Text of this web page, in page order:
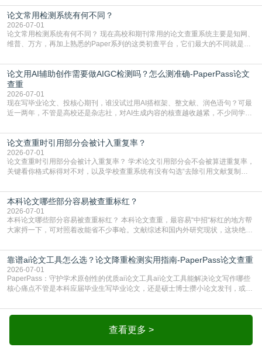
但很多人忽略了，AI生成的内容天生带有重复风险——训练AI的数据集本身就包
含大量已公开的学术内容、网络原创内容，AI输出内容时很容易无意识拼接出重
复片
论文常用检测系统有何不同？
2026-07-01
论文常用检测系统有何不同？ 现在高校和期刊常用的论文查重系统主要是知网、
维普、万方，再加上熟悉的Paper系列的这类初查平台，它们最大的不同就是数
查数值误导。知网（CNKI）是学校定稿检测的绝对主流。本科用PMLC，含大学
生联合比对库，能比历届学长论文，硕博用VIP/TMLC，含学术论文联合比对
库，期刊投稿用AMLMC/SML
论文用AI辅助创作需要做AIGC检测吗？怎么测准确-PaperPass论文
查重
2026-07-01
现在写毕业论文、投核心期刊，谁没试过用AI搭框架、整文献、润色语句？可最
近一两年，不管是高校还是杂志社，对AI生成内容的核查越收越紧，不少同学投
真的太亏。提前做AIGC检测，已经成了很多过来人交稿前必做的一步。为什么
AIGC检测成了论文答辩投稿前的必备项？可能还有不少人觉得，我就用AI搭了个
框架，内容都是自己写的，至于做AIG
论文查重时引用部分会被计入重复率？
2026-07-01
论文查重时引用部分会被计入重复率？ 学术论文引用部分会不会被算进重复率，
关键看你格式标得对不对，以及学校查重系统有没有勾选“去除引用文献复制
独占一行，每条文献用[1][2]方括号编号、与正文一一对应，著录项符合GB/T
7714（作者、题名、刊名、年、卷期、页码齐全，标点用半角）；查重系统识别
成功后通常把这段标为引用，
本科论文哪些部分容易被查重标红？
2026-07-01
本科论文哪些部分容易被查重标红？ 本科论文查重，最容易“中招“标红的地方帮
大家捋一下，可对照着改能省不少事哈。文献综述和国内外研究现状，这块绝对
乎一模一样的话，你要是直接复制百度百科、教材或别人写好的综述段落，系统
一抓一个准，整段飘红。研究背景、意义和方法描述也是不可避免，比如“本文采
用问卷调查法““运用SPSS软件进行数据分
靠谱ai论文工具怎么选？论文降重检测实用指南-PaperPass论文查重
2026-07-01
PaperPass：守护学术原创性的优质ai论文工具ai论文工具能解决论文写作哪些
核心痛点不管是本科应届毕业生写毕业论文，还是硕士博士攒小论文发刊，或是
自己逐句读逐句改，熬好几个大夜不说，还经常改不到点上，交上去才发现重复
率超标，再返工太折腾。现在有了成熟的ai论文工具，这些痛点基本都能高效解
决。靠谱的ai论文工具，不止能帮你梳查看更多 >